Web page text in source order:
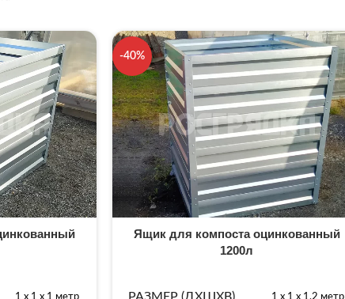
1 х 1 х 1 метр
-40%
Ящик для компоста оцинкованный
1200л
1 х 1 х 1,2 метр